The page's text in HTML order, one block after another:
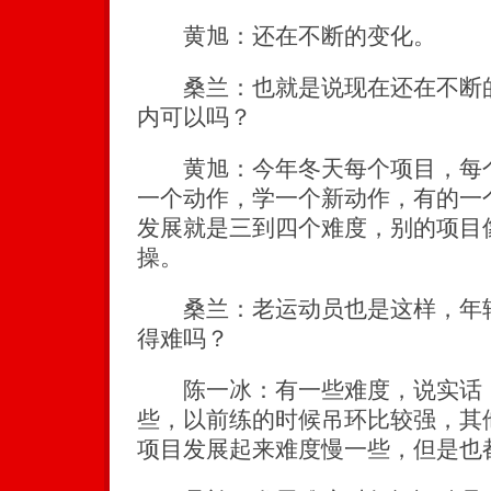
黄旭：还在不断的变化。
桑兰：也就是说现在还在不断
内可以吗？
黄旭：今年冬天每个项目，每
一个动作，学一个新动作，有的
发展就是三到四个难度，别的项
操。
桑兰：老运动员也是这样，年
得难吗？
陈一冰：有一些难度，说实话
些，以前练的时候吊环比较强，
项目发展起来难度慢一些，但是也